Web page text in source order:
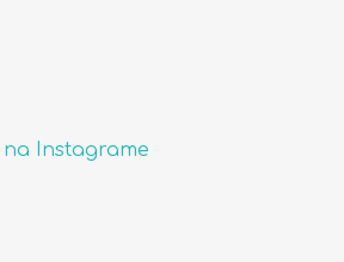
Instagrame